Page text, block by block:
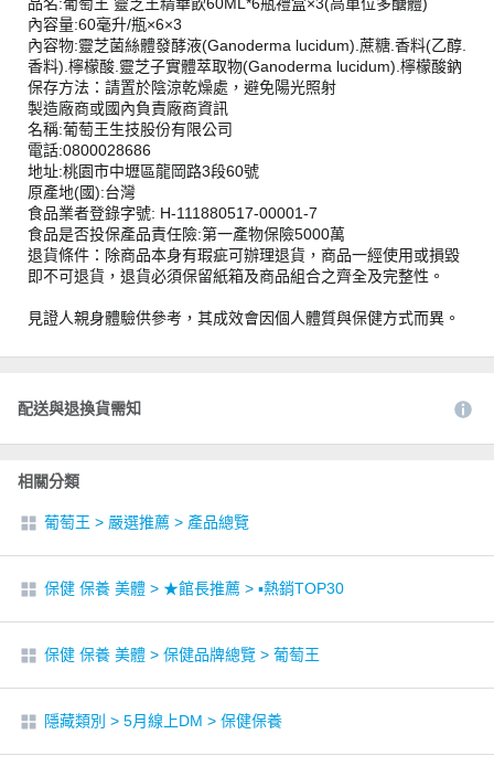
內容量:60毫升/瓶×6×3
內容物:靈芝菌絲體發酵液(Ganoderma lucidum).蔗糖.香料(乙醇.
香料).檸檬酸.靈芝子實體萃取物(Ganoderma lucidum).檸檬酸鈉
保存方法：請置於陰涼乾燥處，避免陽光照射
製造廠商或國內負責廠商資訊
名稱:葡萄王生技股份有限公司
電話:0800028686
地址:桃園市中壢區龍岡路3段60號
原產地(國):台灣
食品業者登錄字號: H-111880517-00001-7
食品是否投保產品責任險:第一產物保險5000萬
退貨條件：除商品本身有瑕疵可辦理退貨，商品一經使用或損毀
即不可退貨，退貨必須保留紙箱及商品組合之齊全及完整性。
見證人親身體驗供參考，其成效會因個人體質與保健方式而異。
配送與退換貨需知
相關分類
葡萄王 > 嚴選推薦 > 產品總覽
保健 保養 美體 > ★館長推薦 > ▪︎熱銷TOP30
保健 保養 美體 > 保健品牌總覽 > 葡萄王
隱藏類別 > 5月線上DM > 保健保養